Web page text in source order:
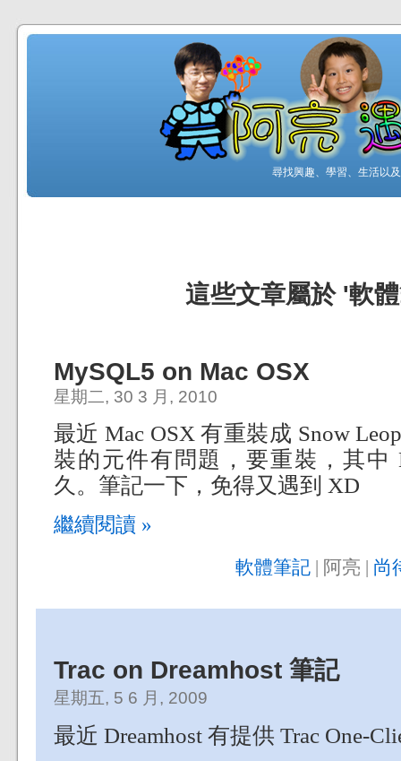
尋找興趣、學習、生活以
這些文章屬於 '軟
MySQL5 on Mac OSX
星期二, 30 3 月, 2010
最近 Mac OSX 有重裝成 Snow
裝的元件有問題，要重裝，其中
久。筆記一下，免得又遇到 XD
繼續閱讀 »
軟體筆記 | 阿亮 | 尚
Trac on Dreamhost 筆記
星期五, 5 6 月, 2009
最近 Dreamhost 有提供 Trac One-